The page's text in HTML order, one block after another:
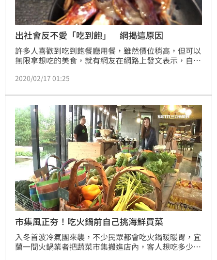
出社會反不愛「吃到飽」 網揭這原因
許多人喜歡到吃到飽餐廳用餐，雖然價位稍高，但可以
無限拿想吃的美食，就有網友在網路上發文表示，自己
下來，且還比同價位的美食品質更低，貼文一出，立刻
理後就會覺得吃到飽很膚淺！」
2020/02/17 01:25
市集風正夯！吃火鍋前自己挑海鮮買菜
入冬首波冷氣團來襲，不少民眾都會吃火鍋暖暖胃，宜
蘭一間火鍋業者把蔬菜市集搬進店內，客人想吃多少還